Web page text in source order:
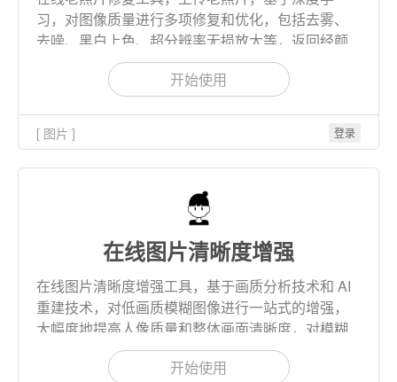
习，对图像质量进行多项修复和优化，包括去雾、
去噪、黑白上色、超分辨率无损放大等，返回经颜
色增强和去除照片模糊度处理之后的清晰图片。
开始使用
[ 图片 ] 登录
在线图片清晰度增强
在线图片清晰度增强工具，基于画质分析技术和 AI
重建技术，对低画质模糊图像进行一站式的增强，
大幅度地提高人像质量和整体画面清晰度，对模糊
图像进行智能快速去噪，优化图像纹理细节，使画
面更加自然清晰，提升用户的使用体验。
开始使用